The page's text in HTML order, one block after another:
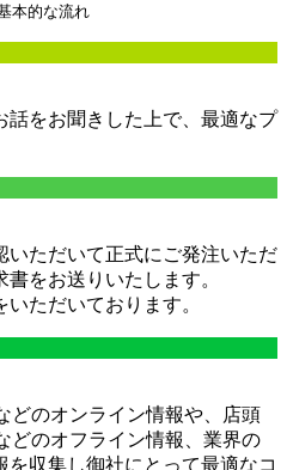
本的な流れ
話をお聞きした上で、最適なプ
いただいて正式にご発注いただ
をお送りいたします。
ただいております。
どのオンライン情報や、店頭
どのオフライン情報、業界の
収集し御社にとって最適なコ